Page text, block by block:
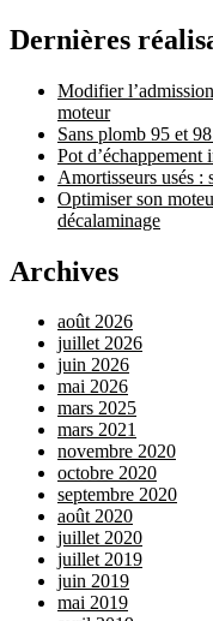
Dernières
Modifier
moteur
Sans plomb 95 et
Pot d’échappement
Amortisseurs usés :
Optimiser son
décalaminage
Archives
août 2026
juillet 2026
juin 2026
mai 2026
mars 2025
mars 2021
novembre 2020
octobre 2020
septembre 2020
août 2020
juillet 2020
juillet 2019
juin 2019
mai 2019